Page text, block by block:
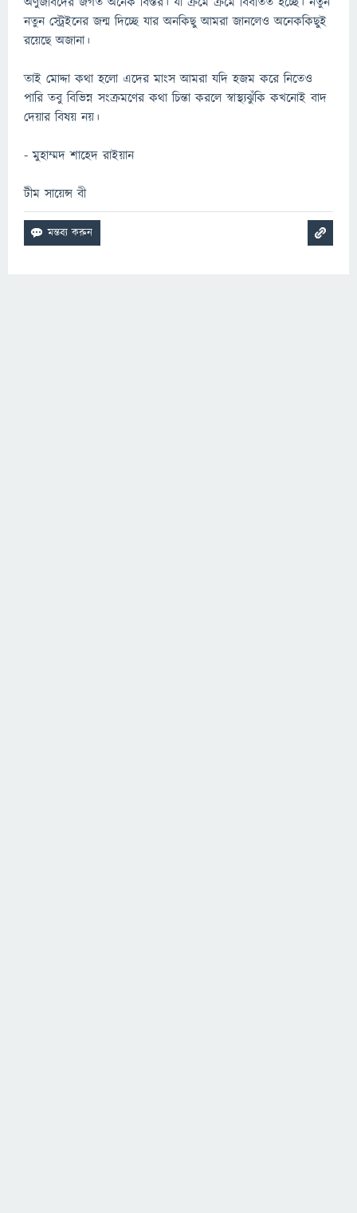
নতুন স্ট্রেইনের জন্ম দিচ্ছে যার অনকিছু আমরা জানলেও অনেককিছুই
রয়েছে অজানা।
তাই মোদ্দা কথা হলো এদের মাংস আমরা যদি হজম করে নিতেও
পারি তবু বিভিন্ন সংক্রমণের কথা চিন্তা করলে স্বাস্থ্যঝুঁকি কখনোই বাদ
দেয়ার বিষয় নয়।
- মুহাম্মদ শাহেদ রাইয়ান
টীম সায়েন্স বী